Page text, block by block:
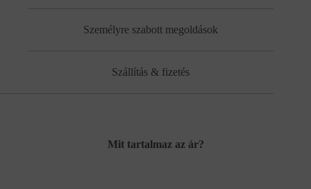
Személyre szabott megoldások
Szállítás & fizetés
Mit tartalmaz az ár?